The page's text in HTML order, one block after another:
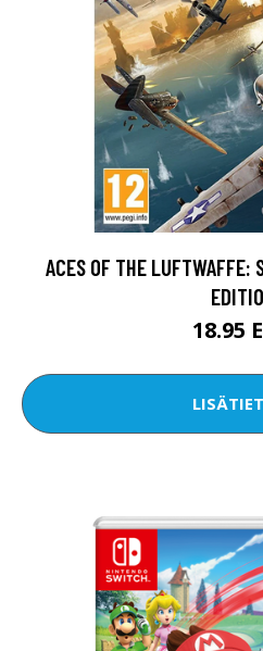
ACES OF THE LUFTWAFFE:
18.95